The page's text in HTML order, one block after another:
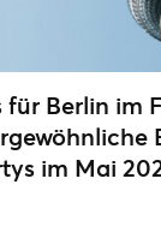
für Berlin im
im Mai